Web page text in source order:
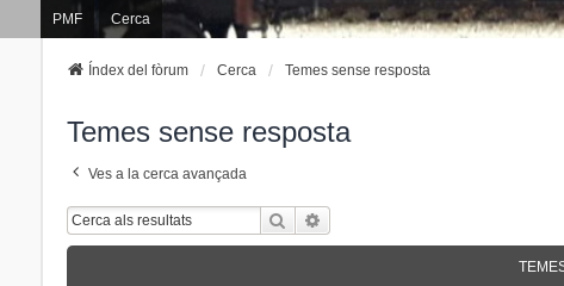
PMF Cerca
Índex del fòrum Cerca Temes sense resposta
Temes sense resposta
Ves a la cerca avançada
Cerca